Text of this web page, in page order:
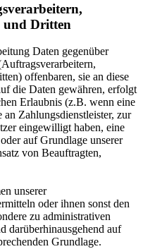
und Dritten
Daten gegenüber
offenbaren, sie an diese
die Daten gewähren, erfolgt
Erlaubnis (z.B. wenn eine
Zahlungsdienstleister, zur
eingewilligt haben, eine
auf Grundlage unserer
von Beauftragten,
unserer
oder ihnen sonst den
zu administrativen
darüberhinausgehend auf
Grundlage.